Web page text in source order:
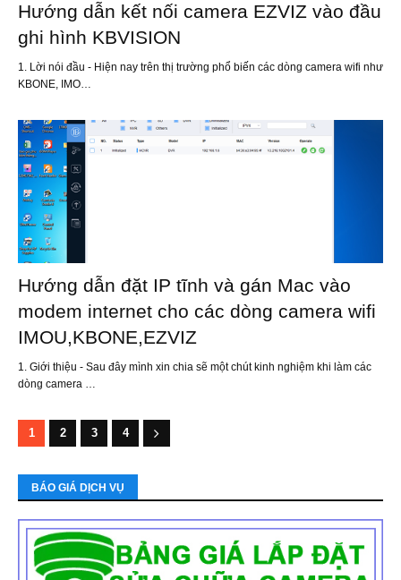
Hướng dẫn kết nối camera EZVIZ vào đầu
ghi hình KBVISION
1. Lời nói đầu - Hiện nay trên thị trường phổ biến các dòng camera wifi như
KBONE, IMO…
Hướng dẫn đặt IP tĩnh và gán Mac vào
modem internet cho các dòng camera wifi
IMOU,KBONE,EZVIZ
1. Giới thiệu - Sau đây mình xin chia sẽ một chút kinh nghiệm khi làm các
dòng camera …
1 2 3 4
BÁO GIÁ DỊCH VỤ